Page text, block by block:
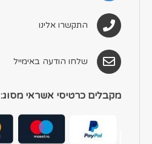
התקשרו אלינו
שלחו הודעה באימייל
מקבלים כרטיסי אשראי מסוג: